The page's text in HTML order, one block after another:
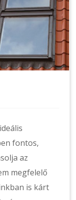
fontos,
az
megfelelő
is kárt